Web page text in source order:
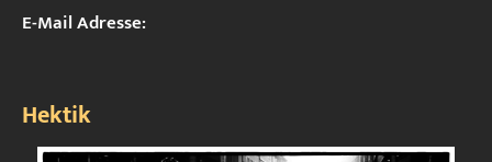
E-Mail Adresse:
Hektik